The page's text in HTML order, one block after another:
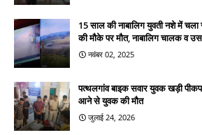
15 साल की नाबालिग युवती नशे में चला
की मौके पर मौत, नाबालिग चालक व
नवंबर 02, 2025
पत्थलगांव बाइक सवार युवक खड़ी
आने से युवक की मौत
जुलाई 24, 2026